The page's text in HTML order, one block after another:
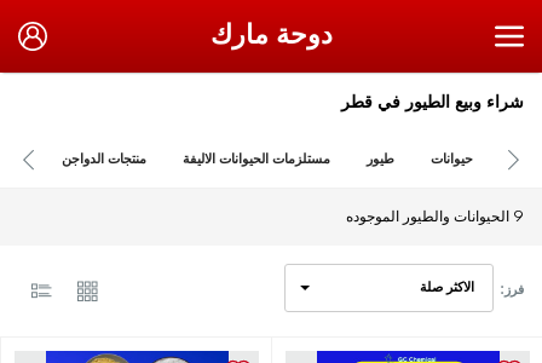
دوحة مارك
شراء وبيع الطيور في قطر
حيوانات طيور مستلزمات الحيوانات الاليفة منتجات الدواجن
9 الحيوانات والطيور الموجوده
فرز: الاكثر صلة